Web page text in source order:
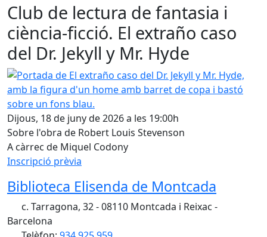
Club de lectura de fantasia i
ciència-ficció. El extraño caso
del Dr. Jekyll y Mr. Hyde
Portada de El extraño caso del Dr. Jekyll y Mr. Hyde,
Dijous, 18 de juny de 2026 a les 19:00h
Sobre l'obra de Robert Louis Stevenson
A càrrec de Miquel Codony
Inscripció prèvia
Biblioteca Elisenda de Montcada
c. Tarragona, 32 - 08110 Montcada i Reixac -
Barcelona